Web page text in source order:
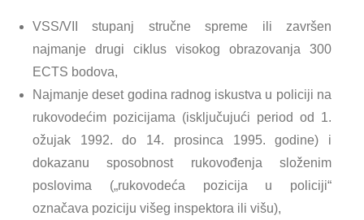
VSS/VII stupanj stručne spreme ili završen
najmanje drugi ciklus visokog obrazovanja 300
ECTS bodova,
Najmanje deset godina radnog iskustva u policiji na
rukovodećim pozicijama (isključujući period od 1.
ožujak 1992. do 14. prosinca 1995. godine) i
dokazanu sposobnost rukovođenja složenim
poslovima („rukovodeća pozicija u policiji“
označava poziciju višeg inspektora ili višu),